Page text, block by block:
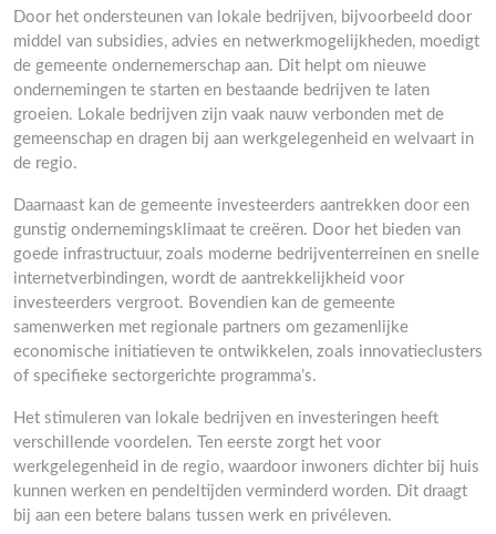
Door het ondersteunen van lokale bedrijven, bijvoorbeeld door
middel van subsidies, advies en netwerkmogelijkheden, moedigt
de gemeente ondernemerschap aan. Dit helpt om nieuwe
ondernemingen te starten en bestaande bedrijven te laten
groeien. Lokale bedrijven zijn vaak nauw verbonden met de
gemeenschap en dragen bij aan werkgelegenheid en welvaart in
de regio.
Daarnaast kan de gemeente investeerders aantrekken door een
gunstig ondernemingsklimaat te creëren. Door het bieden van
goede infrastructuur, zoals moderne bedrijventerreinen en snelle
internetverbindingen, wordt de aantrekkelijkheid voor
investeerders vergroot. Bovendien kan de gemeente
samenwerken met regionale partners om gezamenlijke
economische initiatieven te ontwikkelen, zoals innovatieclusters
of specifieke sectorgerichte programma’s.
Het stimuleren van lokale bedrijven en investeringen heeft
verschillende voordelen. Ten eerste zorgt het voor
werkgelegenheid in de regio, waardoor inwoners dichter bij huis
kunnen werken en pendeltijden verminderd worden. Dit draagt
bij aan een betere balans tussen werk en privéleven.